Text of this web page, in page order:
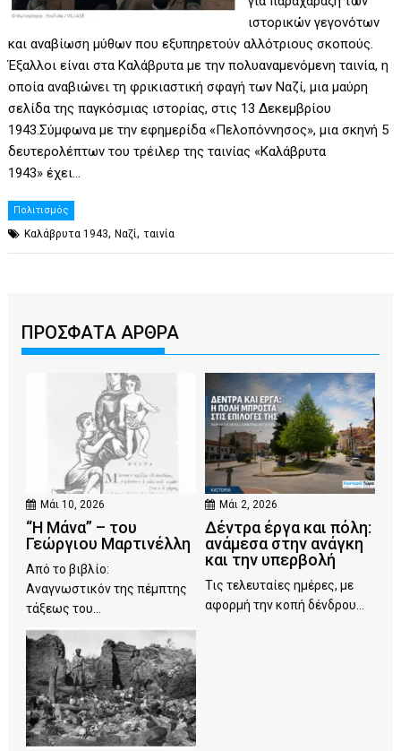
ιστορικών γεγονότων
και αναβίωση μύθων που εξυπηρετούν αλλότριους σκοπούς.
Έξαλλοι είναι στα Καλάβρυτα με την πολυαναμενόμενη ταινία, η
οποία αναβιώνει τη φρικιαστική σφαγή των Ναζί, μια μαύρη
σελίδα της παγκόσμιας ιστορίας, στις 13 Δεκεμβρίου
1943.Σύμφωνα με την εφημερίδα «Πελοπόννησος», μια σκηνή 5
δευτερολέπτων του τρέιλερ της ταινίας «Καλάβρυτα
1943» έχει…
Πολιτισμός
Καλάβρυτα 1943,Ναζί,ταινία
ΠΡΟΣΦΑΤΑ ΑΡΘΡΑ
Μάι 10, 2026
“Η Μάνα” – του
Γεώργιου Μαρτινέλλη
Από το βιβλίο:
Αναγνωστικόν της πέμπτης
τάξεως του...
Μάι 2, 2026
Δέντρα έργα και πόλη:
ανάμεσα στην ανάγκη
και την υπερβολή
Τις τελευταίες ημέρες, με
αφορμή την κοπή δένδρου...